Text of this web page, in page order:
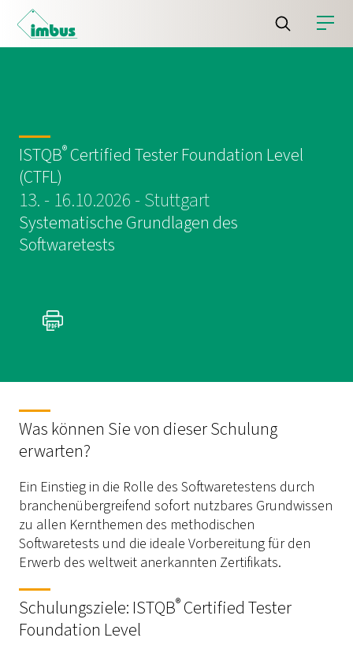
ISTQB® Certified Tester Foundation Level
(CTFL)
13. - 16.10.2026 - Stuttgart
Systematische Grundlagen des
Softwaretests
Was können Sie von dieser Schulung
erwarten?
Ein Einstieg in die Rolle des Softwaretestens durch
branchenübergreifend sofort nutzbares Grundwissen
zu allen Kernthemen des methodischen
Softwaretests und die ideale Vorbereitung für den
Erwerb des weltweit anerkannten Zertifikats.
Schulungsziele: ISTQB® Certified Tester
Foundation Level